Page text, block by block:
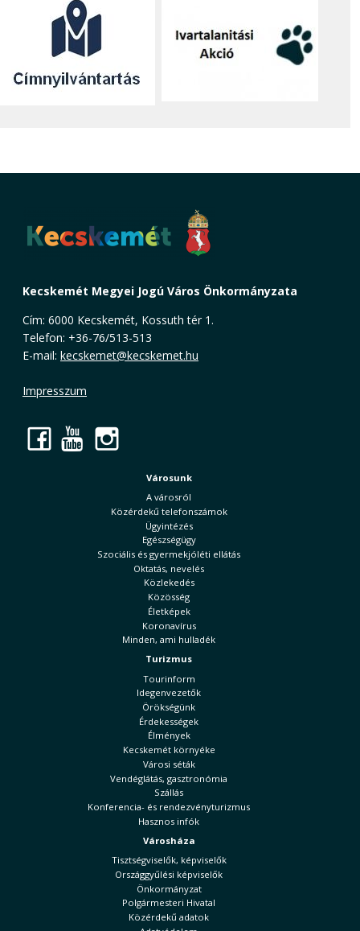
Kecskemét Megyei Jogú Város Önkormányzata
Cím: 6000 Kecskemét, Kossuth tér 1.
Telefon: +36-76/513-513
E-mail: kecskemet@kecskemet.hu
Impresszum
Facebook
YouTube
Városunk
A városról
Közérdekű telefonszámok
Ügyintézés
Egészségügy
Szociális és gyermekjóléti ellátás
Oktatás, nevelés
Közlekedés
Közösség
Életképek
Koronavírus
Minden, ami hulladék
Turizmus
Tourinform
Idegenvezetők
Örökségünk
Érdekességek
Élmények
Kecskemét környéke
Városi séták
Vendéglátás, gasztronómia
Szállás
Konferencia- és rendezvényturizmus
Hasznos infók
Városháza
Tisztségviselők, képviselők
Országgyűlési képviselők
Önkormányzat
Polgármesteri Hivatal
Közérdekű adatok